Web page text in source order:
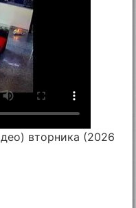
вторника (2026